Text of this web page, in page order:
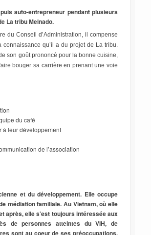
auto-entrepreneur pendant plusieurs
La tribu Meinado.
du Conseil d’Administration, il compense
qu’il a du projet de La tribu.
son goût prononcé pour la bonne cuisine,
bouger sa carrière en prenant une voie
du café
à leur développement
de l’association
et du développement. Elle occupe
médiation familiale. Au Vietnam, où elle
après, elle s’est toujours intéressée aux
de personnes atteintes du VIH, de
sont au coeur de ses préoccupations.